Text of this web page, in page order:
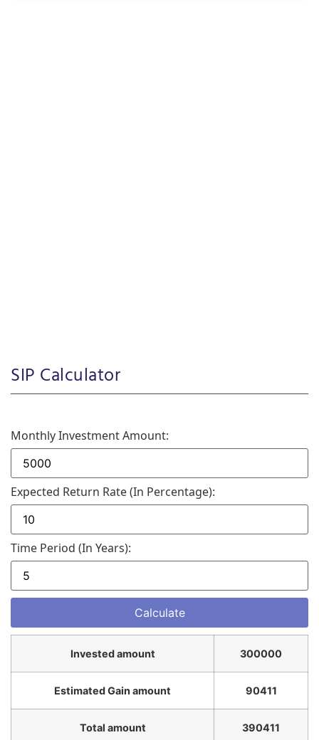
SIP Calculator
Monthly Investment Amount:
Expected Return Rate (in Percentage):
Time Period (in Years):
Invested amount 300000
Estimated Gain amount 90411
Total amount 390411